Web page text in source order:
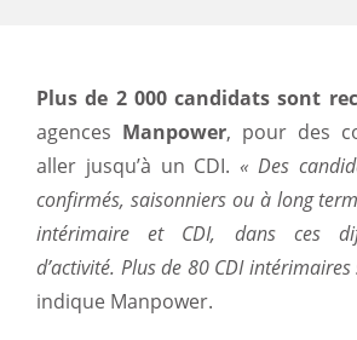
Plus de 2 000 candidats sont
agences Manpower, pour des
aller jusqu’à un CDI. « Des
confirmés, saisonniers ou à long
intérimaire et CDI, dans ces
d’activité. Plus de 80 CDI
indique Manpower.